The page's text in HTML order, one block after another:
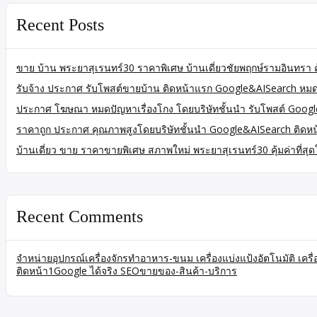
Recent Posts
ขาย บ้าน พระยาสุเรนทร์30 ราคาพิเศษ บ้านเดี่ยวชัยพฤกษ์รามอินทร
รับจ้าง ประกาศ รับโพสต์ขายบ้าน ติดหน้าแรก Google&AISearch ห
ประกาศ โฆษณา หมดปัญหาเรื่องโกง โดยบริษัทชั้นนำ รับโพสต์
ราคาถูก ประกาศ คุณภาพสูงโดยบริษัทชั้นนำ Google&AISearch ติด
บ้านเดี่ยว ขาย ราคาขายพิเศษ สภาพใหม่ พระยาสุเรนทร์30 คุ้มค่าที่สุ
Recent Comments
จำหน่ายอุปกรณ์เครื่องจักรทำอาหาร-ขนม เครื่องแบ่งแป้งอัตโนมัติ เค
ติดหน้า1Google ได้จริง SEOขายของ-สินค้า-บริการ